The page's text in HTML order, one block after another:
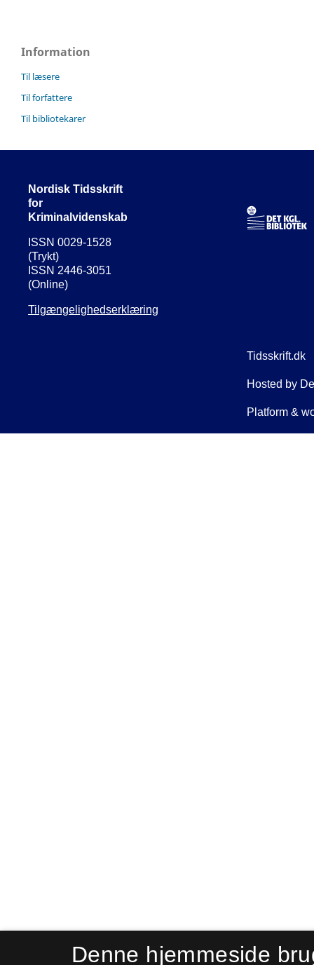
Information
Til læsere
Til forfattere
Til bibliotekarer
Nordisk Tidsskrift
for
Kriminalvidenskab
ISSN 0029-1528
(Trykt)
ISSN 2446-3051
(Online)
Tilgængelighedserklæring
Denne hjemmeside